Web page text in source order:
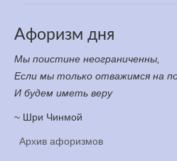
Афоризм дня
Мы поистине неограниченны,
Если мы только отважимся на
И будем иметь веру
~ Шри Чинмой
Архив афоризмов